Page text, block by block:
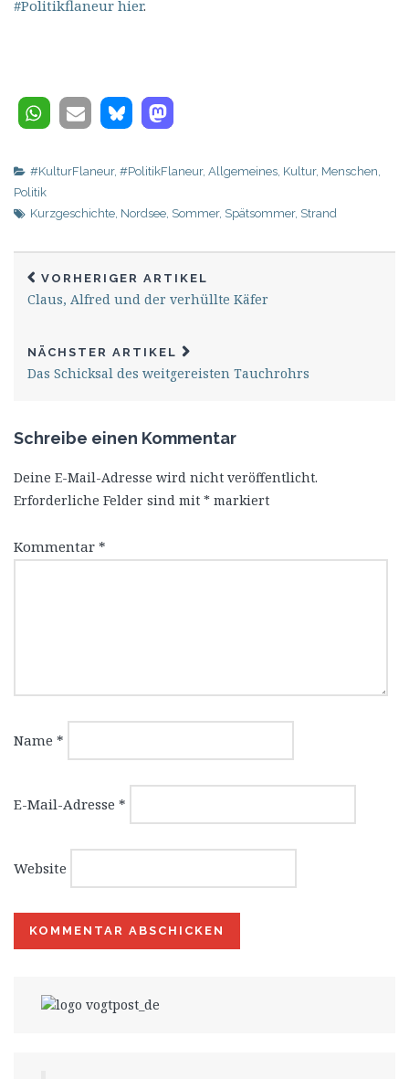
#Politikflaneur hier.
#KulturFlaneur, #PolitikFlaneur, Allgemeines Kultur, Menschen
Politik
Kurzgeschichte Nordsee Sommer, Spätsommer, Strand
VORHERIGER ARTIKEL
Claus, Alfred und der verhüllte Käfer
NÄCHSTER ARTIKEL
Das Schicksal des weitgereisten Tauchrohrs
Schreibe einen Kommentar
Deine E-Mail-Adresse wird nicht veröffentlicht.
Erforderliche Felder sind mit * markiert
Kommentar *
Name *
E-Mail-Adresse *
Website